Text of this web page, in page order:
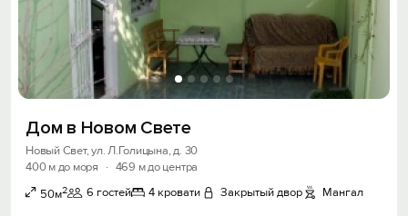
Дом в Новом Свете
Новый Свет, ул. Л.Голицына, д. 30
400 м до моря
· 469 м до центра
50м2 6 гостей 4 кровати Закрытый двор Мангал